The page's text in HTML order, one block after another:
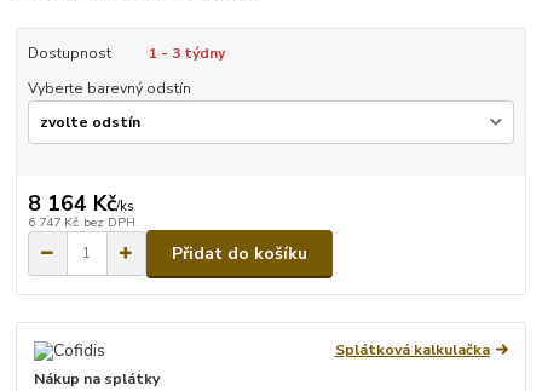
Dostupnost
1 - 3 týdny
Vyberte barevný odstín
8 164 Kč/ks
6 747 Kč bez DPH
Přidat do košíku
Splátková kalkulačka
Nákup na splátky